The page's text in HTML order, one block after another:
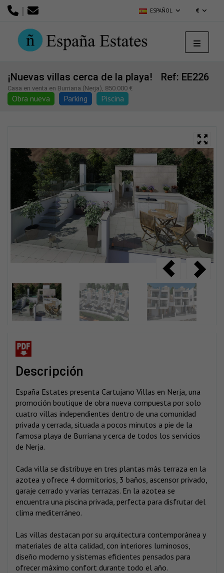
| ESPAÑOL €
Ref: EE226
¡Nuevas villas cerca de la playa!
Casa en venta en Burriana (Nerja), 850.000 €
Obra nueva Parking Piscina
descripción
España Estates presenta Cartujano Villas en Nerja, una
promoción boutique de obra nueva compuesta por solo
cuatro villas independientes dentro de una comunidad
privada y cerrada, situada a pocos minutos a pie de la
famosa playa de Burriana y cerca de todos los servicios
de Nerja.
Cada villa se distribuye en tres plantas más terraza en la
azotea y ofrece 4 dormitorios, 3 baños, ascensor privado,
garaje cerrado y varias terrazas. En la azotea se
encuentra una piscina privada, perfecta para disfrutar del
clima mediterráneo.
Las villas destacan por su arquitectura contemporánea y
materiales de alta calidad, con interiores luminosos,
diseño moderno y sistemas eficientes pensados para
ofrecer máximo confort durante todo el año.